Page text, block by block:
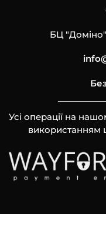
БЦ
Усі операції на
використанням